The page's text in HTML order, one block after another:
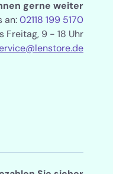
gerne weiter
an:02118 199 5170
Freitag, 9 - 18 Uhr